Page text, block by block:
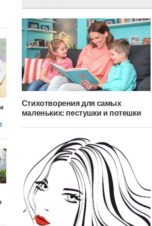
Стихотворения для самых
маленьких: пестушки и потешки